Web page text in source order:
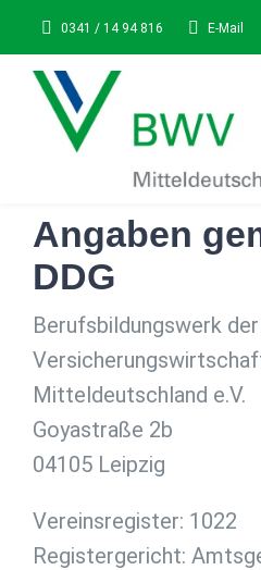
Inhalt
springen
0341 / 14 94 816 E-Mail
Angaben
DDG
Berufsbildungswerk der
Mitteldeutschland e.V.
Goyastraße 2b
04105 Leipzig
Vereinsregister: 1022
Registergericht: